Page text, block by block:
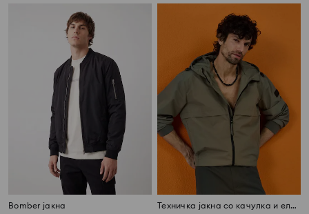
Bomber јакна Техничка јакна со качулка и еластични манжетни